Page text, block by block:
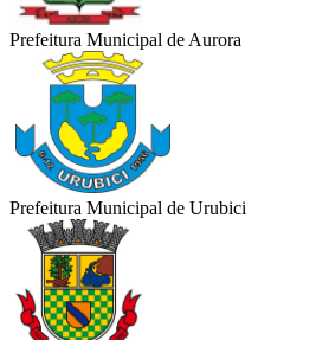
Prefeitura Municipal de Aurora
Prefeitura Municipal de Urubici